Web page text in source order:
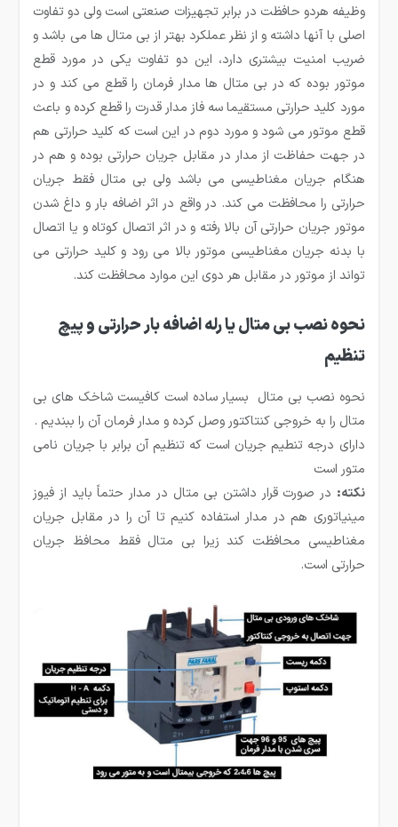
وظیفه هردو حافظت در برابر تجهیزات صنعتی است ولی دو تفاوت
اصلی با آنها داشته و از نظر عملکرد بهتر از بی متال ها می باشد و
ضریب امنیت بیشتری دارد، این دو تفاوت یکی در مورد قطع
موتور بوده که در بی متال ها مدار فرمان را قطع می کند و در
مورد کلید حرارتی مستقیما سه فاز مدار قدرت را قطع کرده و باعث
قطع موتور می شود و مورد دوم در این است که کلید حرارتی هم
در جهت حفاظت از مدار در مقابل جریان حرارتی بوده و هم در
هنگام جریان مغناطیسی می باشد ولی بی متال فقط جریان
حرارتی را محافظت می کند. در واقع در اثر اضافه بار و داغ شدن
موتور جریان حرارتی آن بالا رفته و در اثر اتصال کوتاه و یا اتصال
با بدنه جریان مغناطیسی موتور بالا می رود و کلید حرارتی می
تواند از موتور در مقابل هر دوی این موارد محافظت کند.
نحوه نصب بی متال یا رله اضافه بار حرارتی و پیچ
تنظیم
نحوه نصب بی متال بسیار ساده است کافیست شاخک های بی
متال را به خروجی کنتاکتور وصل کرده و مدار فرمان آن را ببندیم .
دارای درجه تنطیم جریان است که تنظیم آن برابر با جریان نامی
متور است
نکته: در صورت قرار داشتن بی متال در مدار حتماً باید از فیوز
مینیاتوری هم در مدار استفاده کنیم تا آن را در مقابل جریان
مغناطیسی محافظت کند زیرا بی متال فقط محافظ جریان
حرارتی است.